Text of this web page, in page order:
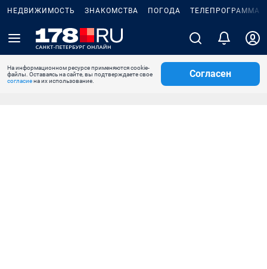
НЕДВИЖИМОСТЬ ЗНАКОМСТВА ПОГОДА ТЕЛЕПРОГРАММА
На информационном ресурсе применяются cookie-
файлы. Оставаясь на сайте, вы подтверждаете свое
согласиена их использование.
Согласен